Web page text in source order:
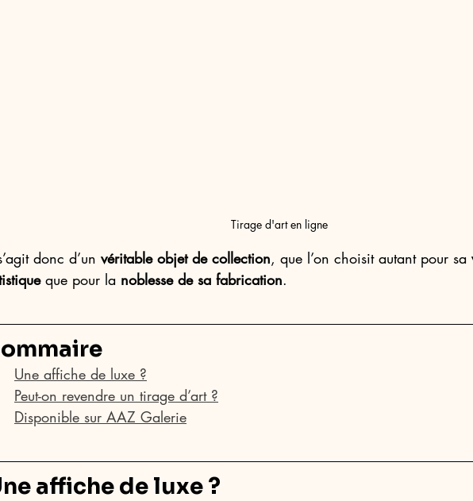
Tirage d'art en ligne
donc d’un véritable objet de collection, que l’on choisit autant pour sa
que pour la noblesse de sa fabrication.
Une affiche de luxe ?
Peut-on revendre un tirage d’art ?
Disponible sur AAZ Galerie
affiche de luxe ?